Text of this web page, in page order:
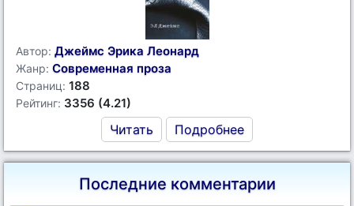
Автор: Джеймс Эрика Леонард
Жанр: Современная проза
Страниц: 188
Рейтинг: 3356 (4.21)
Читать Подробнее
Последние комментарии